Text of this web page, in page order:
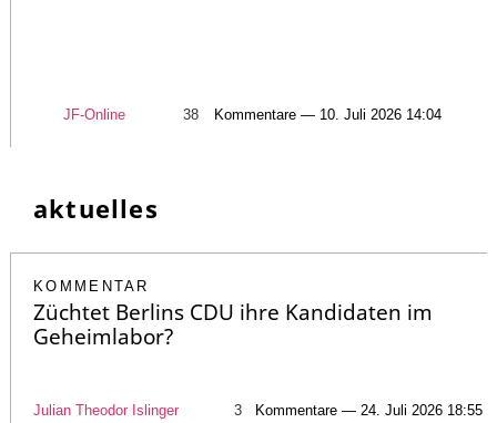
JF-Online 38 Kommentare — 10. Juli 2026 14:04
aktuelles
KOMMENTAR
Züchtet Berlins CDU ihre Kandidaten im
Geheimlabor?
Julian Theodor Islinger 3 Kommentare — 24. Juli 2026 18:55